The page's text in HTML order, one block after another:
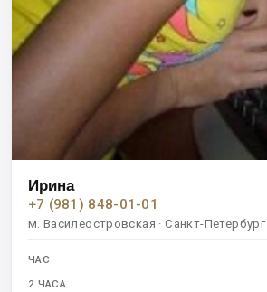
Ирина
+7 (981) 848-01-01
м. Василеостровская · Санкт-Петербург
ЧАС
2 ЧАСА